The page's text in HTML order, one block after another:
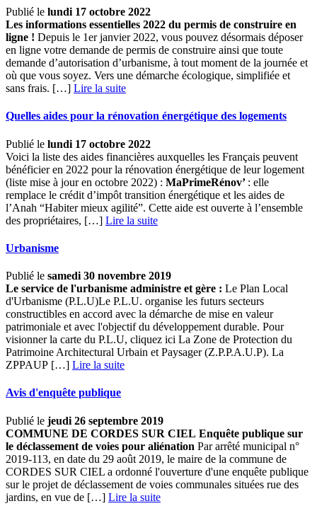
Publié le lundi 17 octobre 2022
Les informations essentielles 2022 du permis de construire en
ligne ! Depuis le 1er janvier 2022, vous pouvez désormais déposer
en ligne votre demande de permis de construire ainsi que toute
demande d’autorisation d’urbanisme, à tout moment de la journée et
où que vous soyez. Vers une démarche écologique, simplifiée et
sans frais. […] ­ Lire la suite
Quelles aides pour la rénovation énergétique des logements
Publié le lundi 17 octobre 2022
Voici la liste des aides financières auxquelles les Français peuvent
bénéficier en 2022 pour la rénovation énergétique de leur logement
(liste mise à jour en octobre 2022) : MaPrimeRénov’ : elle
remplace le crédit d’impôt transition énergétique et les aides de
l’Anah “Habiter mieux agilité”. Cette aide est ouverte à l’ensemble
des propriétaires, […] ­ Lire la suite
Urbanisme
Publié le samedi 30 novembre 2019
Le service de l'urbanisme administre et gère : Le Plan Local
d'Urbanisme (P.L.U)Le P.L.U. organise les futurs secteurs
constructibles en accord avec la démarche de mise en valeur
patrimoniale et avec l'objectif du développement durable. Pour
visionner la carte du P.L.U, cliquez ici La Zone de Protection du
Patrimoine Architectural Urbain et Paysager (Z.P.P.A.U.P). La
ZPPAUP […] ­ Lire la suite
Avis d'enquête publique
Publié le jeudi 26 septembre 2019
COMMUNE DE CORDES SUR CIEL Enquête publique sur
le déclassement de voies pour aliénation Par arrêté municipal n°
2019-113, en date du 29 août 2019, le maire de la commune de
CORDES SUR CIEL a ordonné l'ouverture d'une enquête publique
sur le projet de déclassement de voies communales situées rue des
jardins, en vue de […] ­ Lire la suite